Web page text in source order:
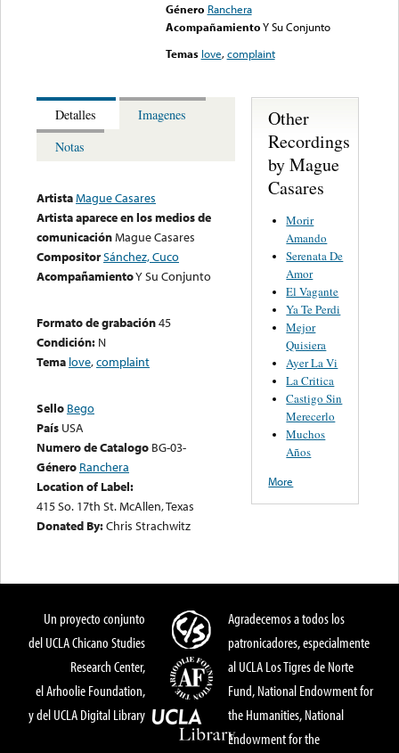
Género Ranchera
AcompañamientoY Su Conjunto
Temas love,complaint
Detalles
Imagenes
Notas
ArtistaMague Casares
Artista aparece en los medios de
comunicaciónMague Casares
CompositorSánchez, Cuco
AcompañamientoY Su Conjunto
Formato de grabación45
Condición: N
Tema love,complaint
Sello Bego
País USA
Numero de Catalogo BG-03-
Género Ranchera
Location of Label:
415 So. 17th St. McAllen, Texas
Donated By:Chris Strachwitz
Other
Recordings
by Mague
Casares
Morir
Amando
Serenata De
Amor
El Vagante
Ya Te Perdi
Mejor
Quisiera
Ayer La Vi
La Critica
Castigo Sin
Merecerlo
Muchos
Años
More
Un proyecto conjunto
del UCLA Chicano Studies
Research Center,
el Arhoolie Foundation,
y del UCLA Digital Library
Agradecemos a todos los
patronicadores, especialmente
al UCLA Los Tigres de Norte
Fund, National Endowment for
the Humanities, National
Endowment for the